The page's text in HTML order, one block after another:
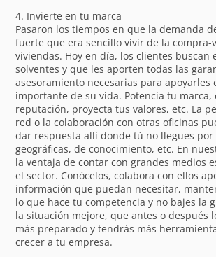
4. Invierte en tu marca
Pasaron los tiempos en que la demanda
fuerte que era sencillo vivir de la compra-
viviendas. Hoy en día, los clientes buscan
solventes y que les aporten todas las
asesoramiento necesarias para apoyarles
importante de su vida. Potencia tu marca,
reputación, proyecta tus valores, etc. La
red o la colaboración con otras oficinas
dar respuesta allí donde tú no llegues por
geográficas, de conocimiento, etc. En
la ventaja de contar con grandes medios
el sector. Conócelos, colabora con ellos
información que puedan necesitar,
lo que hace tu competencia y no bajes la
la situación mejore, que antes o después
más preparado y tendrás más
crecer a tu empresa.